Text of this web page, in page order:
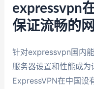
expressvpn
保证流畅的
针对expressvpn国内
服务器设置和性能成为
ExpressVPN在中国设